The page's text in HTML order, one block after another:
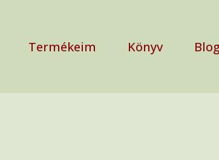
Termékeim Könyv